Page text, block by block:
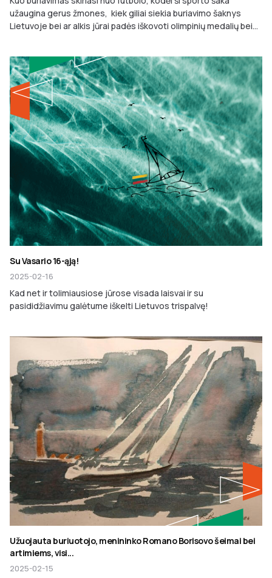
užaugina gerus žmones, kiek giliai siekia buriavimo šaknys
Lietuvoje bei ar alkis jūrai padės iškovoti olimpinių medalių bei...
Su Vasario 16-ąją!
2025-02-16
Kad net ir tolimiausiose jūrose visada laisvai ir su
pasididžiavimu galėtume iškelti Lietuvos trispalvę!
Užuojauta buriuotojo, menininko Romano Borisovo šeimai bei
artimiems, visi...
2025-02-15